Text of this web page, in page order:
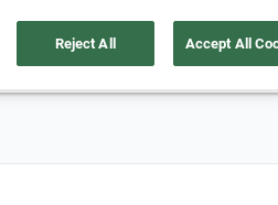
Nosotros Ubicación
Reject All Accept All